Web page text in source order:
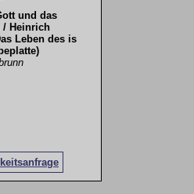
und das
/ Heinrich
Leben des is